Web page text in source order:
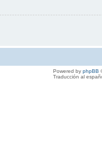
Powered by phpBB
Traducción al